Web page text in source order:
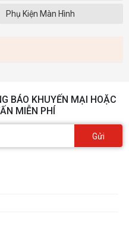
Phụ Kiện Màn Hình
BÁO KHUYẾN MẠI HOẶC
MIỄN PHÍ
Gửi